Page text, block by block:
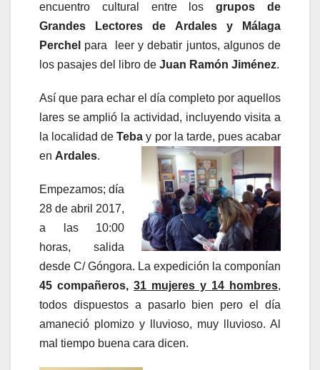
encuentro cultural entre losgrupos de
Grandes Lectores de Ardales y Málaga
Perchel para leer y debatir juntos, algunos de
los pasajes del libro de Juan Ramón Jiménez.
Así que para echar el día completo por aquellos
lares se amplió la actividad, incluyendo visita a
la localidad deTeba y por la tarde, pues acabar
en Ardales.
Empezamos; día
28 de abril 2017,
a las 10:00
horas, salida
desde C/ Góngora. La expedición la componían
45 compañeros, 31 mujeres y 14 hombres,
todos dispuestos a pasarlo bien pero el día
amaneció plomizo y lluvioso, muy lluvioso. Al
mal tiempo buena cara dicen.